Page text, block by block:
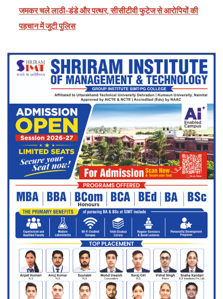
जमकर चले लाठी-डंडे और पत्थर, सीसीटीवी फुटेज से आरोपियों की
पहचान में जुटी पुलिस